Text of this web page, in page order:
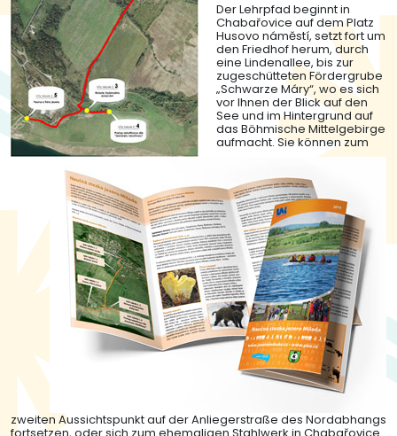
Der Lehrpfad beginnt in
Chabařovice auf dem Platz
Husovo náměstí, setzt fort um
den Friedhof herum, durch
eine Lindenallee, bis zur
zugeschütteten Fördergrube
„Schwarze Máry“, wo es sich
vor Ihnen der Blick auf den
See und im Hintergrund auf
das Böhmische Mittelgebirge
aufmacht. Sie können zum
zweiten Aussichtspunkt auf der Anliegerstraße des Nordabhangs